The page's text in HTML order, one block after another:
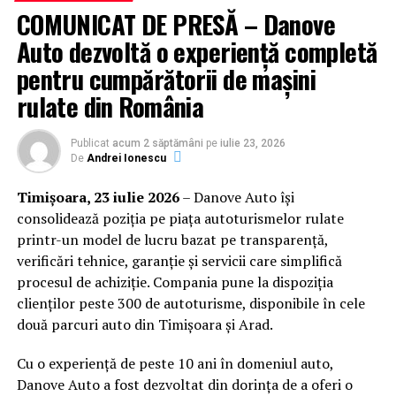
Ce trebuie să ții cont când alegi
produse pentru fiecare sezon?
Primăvara – reîmprospătare și
protecție ușoară
Pe măsură ce temperaturile cresc, pielea începe să
producă mai mult sebum, dar încă are nevoie de
hidratare. Optează pentru:
Ser cu vitamina C: ilumină tenul și neutralizează
radicalii liberi generați de soare.
Crema hidratantă ușoară:
cu acid hialuronic
pentru a menține nivelul optim de hidratare fără a
Protector solar cu SPF 30:protecție moderată,
ideală pentru expuneri zilnice.
COMUNICAT DE PRESĂ – Danove
Auto dezvoltă o experiență completă
pentru cumpărătorii de mașini
rulate din România
Publicat acum 2 săptămâni pe iulie 23, 2026
De Andrei Ionescu
Timișoara, 23 iulie 2026– Danove Auto își
consolidează poziția pe piața autoturismelor rulate
printr-un model de lucru bazat pe transparență,
verificări tehnice, garanție și servicii care simplifică
procesul de achiziție. Compania pune la dispoziția
clienților peste 300 de autoturisme, disponibile în cele
două parcuri auto din Timișoara și Arad.
Cu o experiență de peste 10 ani în domeniul auto,
Danove Auto a fost dezvoltat din dorința de a oferi o